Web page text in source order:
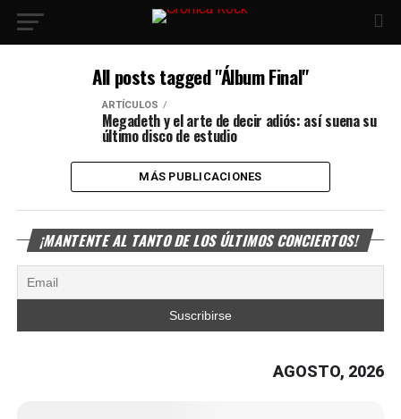
All posts tagged "Álbum Final"
ARTÍCULOS
Megadeth y el arte de decir adiós: así suena su
último disco de estudio
MÁS PUBLICACIONES
¡MANTENTE AL TANTO DE LOS ÚLTIMOS CONCIERTOS!
AGOSTO, 2026